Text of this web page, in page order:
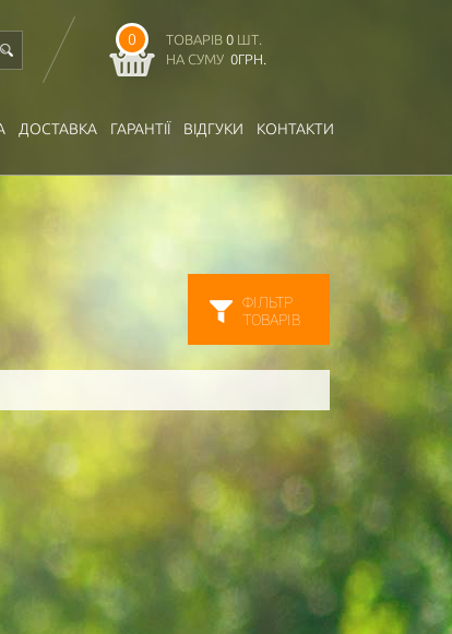
0 ТОВАРІВ 0 ШТ.
НА СУМУ 0ГРН.
ДОСТАВКА ГАРАНТІЇ ВІДГУКИ КОНТАКТИ
ФІЛЬТР
ТОВАРІВ